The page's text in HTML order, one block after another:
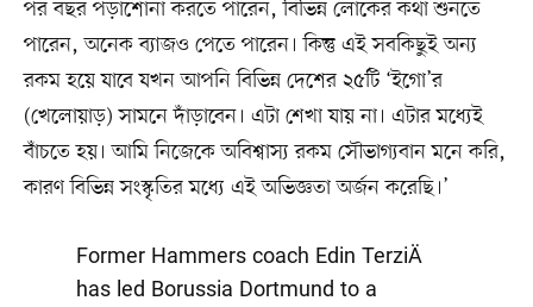
পর বছর পড়াশোনা করতে পারেন, বিভিন্ন লোকের কথা শুনতে
পারেন, অনেক ব্যাজও পেতে পারেন। কিন্তু এই সবকিছুই অন্য
রকম হয়ে যাবে যখন আপনি বিভিন্ন দেশের ২৫টি ‘ইগো’র
(খেলোয়াড়) সামনে দাঁড়াবেন। এটা শেখা যায় না। এটার মধ্যেই
বাঁচতে হয়। আমি নিজেকে অবিশ্বাস্য রকম সৌভাগ্যবান মনে করি,
কারণ বিভিন্ন সংস্কৃতির মধ্যে এই অভিজ্ঞতা অর্জন করেছি।’
Former Hammers coach Edin TerziÄ
has led Borussia Dortmund to a